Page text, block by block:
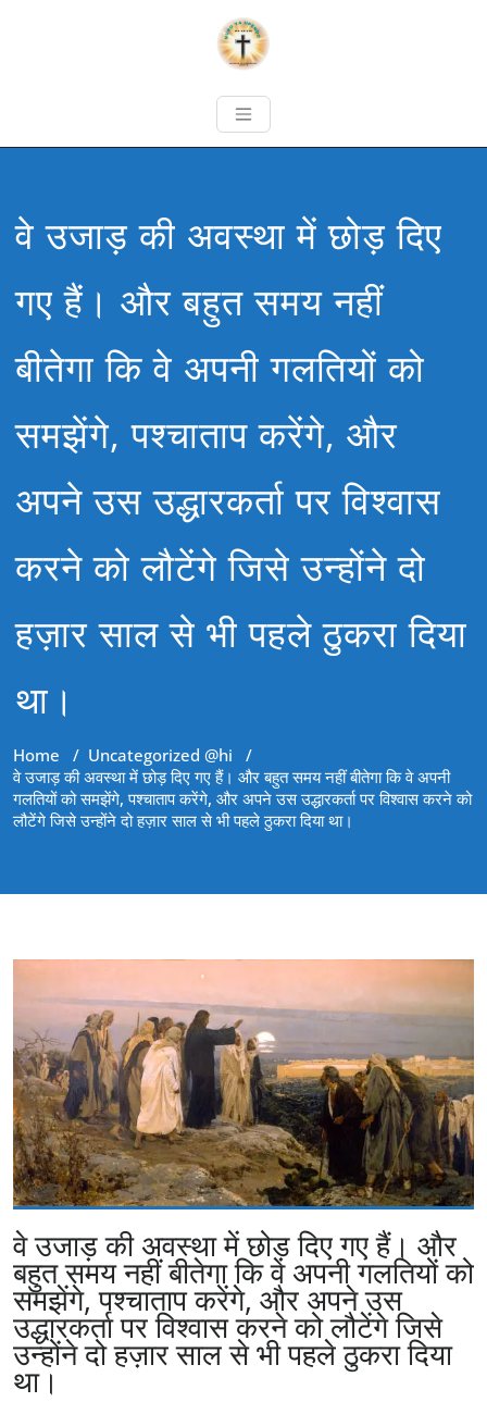
वे उजाड़ की अवस्था में छोड़ दिए
गए हैं। और बहुत समय नहीं
बीतेगा कि वे अपनी गलतियों को
समझेंगे, पश्चाताप करेंगे, और
अपने उस उद्धारकर्ता पर विश्वास
करने को लौटेंगे जिसे उन्होंने दो
हज़ार साल से भी पहले ठुकरा दिया
था।
Home / Uncategorized @hi /
वे उजाड़ की अवस्था में छोड़ दिए गए हैं। और बहुत समय नहीं बीतेगा कि वे अपनी
गलतियों को समझेंगे, पश्चाताप करेंगे, और अपने उस उद्धारकर्ता पर विश्वास करने को
लौटेंगे जिसे उन्होंने दो हज़ार साल से भी पहले ठुकरा दिया था।
वे उजाड़ की अवस्था में छोड़ दिए गए हैं। और
बहुत समय नहीं बीतेगा कि वे अपनी गलतियों को
समझेंगे, पश्चाताप करेंगे, और अपने उस
उद्धारकर्ता पर विश्वास करने को लौटेंगे जिसे
उन्होंने दो हज़ार साल से भी पहले ठुकरा दिया
था।